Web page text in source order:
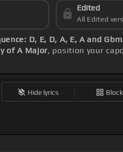
Edited
All Edited
D, E, D, A, E, A and Gbm
of A Major, position your
Hide lyrics